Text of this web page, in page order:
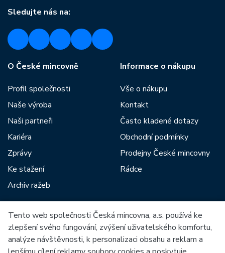
Sledujte nás na:
O České mincovně
Profil společnosti
Naše výroba
Naši partneři
Kariéra
Zprávy
Ke stažení
Archiv ražeb
Informace o nákupu
Vše o nákupu
Kontakt
Často kladené dotazy
Obchodní podmínky
Prodejny České mincovny
Rádce
Mezi naše partnery patří:
Tento web společnosti Česká mincovna, a.s. používá ke
zlepšení svého fungování, zvýšení uživatelského komfortu,
analýze návštěvnosti, k personalizaci obsahu a reklam a